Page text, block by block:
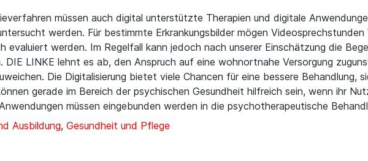
müssen auch digital unterstützte Therapien und digitale
werden. Für bestimmte Erkrankungsbilder mögen
evaluiert werden. Im Regelfall kann jedoch nach unserer Einschätzung die
DIE LINKE lehnt es ab, den Anspruch auf eine wohnortnahe Versorgung
Die Digitalisierung bietet viele Chancen für eine bessere Behandlung,
gerade im Bereich der psychischen Gesundheit hilfreich sein, wenn ihr
müssen eingebunden werden in die psychotherapeutische
Ausbildung, Gesundheit und Pflege